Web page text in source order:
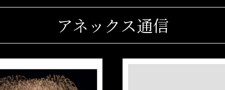
アネックス通信